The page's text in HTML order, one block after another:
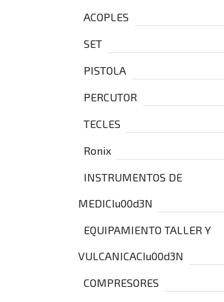
ACOPLES
SET
PISTOLA
PERCUTOR
TECLES
Ronix
INSTRUMENTOS DE
MEDICIu00d3N
EQUIPAMIENTO TALLER Y
VULCANICACIu00d3N
COMPRESORES